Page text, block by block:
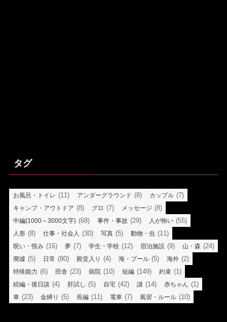
タグ
お風呂・トイレ (11) アンダーグラウンド (8) カップル (7)
キャンプ・アウトドア (8) グロ (7) メッセージ (8)
中編(1000～3000文字) (68) 事件・事故 (29) 人が怖い (55)
人形 (8) 仕事・社会人 (30) 写真 (5) 動物・虫 (11)
呪い・恨み (16) 夢 (7) 学生・学校 (12) 宿泊施設 (9) 山・森 (24)
廃墟 (5) 日常 (80) 殿堂入り (4) 海・プール (5) 海外 (2)
特殊能力 (6) 田舎 (23) 病院 (10) 短編 (149) 約束 (1)
続編・後日談 (4) 肝試し (5) 自宅 (42) 謎 (14) 赤ちゃん (1)
車 (23) 金縛り (5) 長編 (11) 電車 (7) 風習・ルール (10)